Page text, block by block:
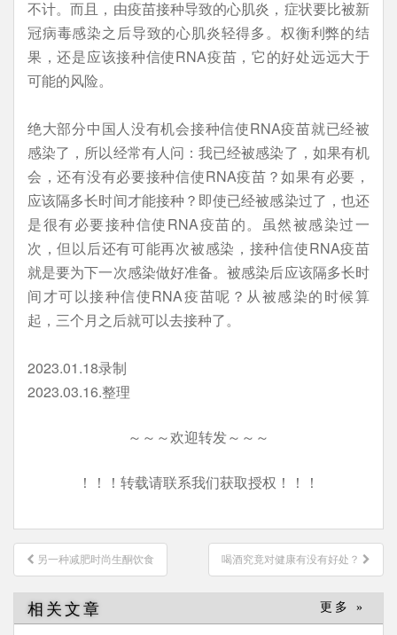
不计。而且，由疫苗接种导致的心肌炎，症状要比被新
冠病毒感染之后导致的心肌炎轻得多。权衡利弊的结
果，还是应该接种信使RNA疫苗，它的好处远远大于
可能的风险。
绝大部分中国人没有机会接种信使RNA疫苗就已经被
感染了，所以经常有人问：我已经被感染了，如果有机
会，还有没有必要接种信使RNA疫苗？如果有必要，
应该隔多长时间才能接种？即使已经被感染过了，也还
是很有必要接种信使RNA疫苗的。虽然被感染过一
次，但以后还有可能再次被感染，接种信使RNA疫苗
就是要为下一次感染做好准备。被感染后应该隔多长时
间才可以接种信使RNA疫苗呢？从被感染的时候算
起，三个月之后就可以去接种了。
2023.01.18录制
2023.03.16.整理
～～～欢迎转发～～～
！！！转载请联系我们获取授权！！！
文
章
导
航
另一种减肥时尚生酮饮食 喝酒究竟对健康有没有好处？
相关文章 更多 »